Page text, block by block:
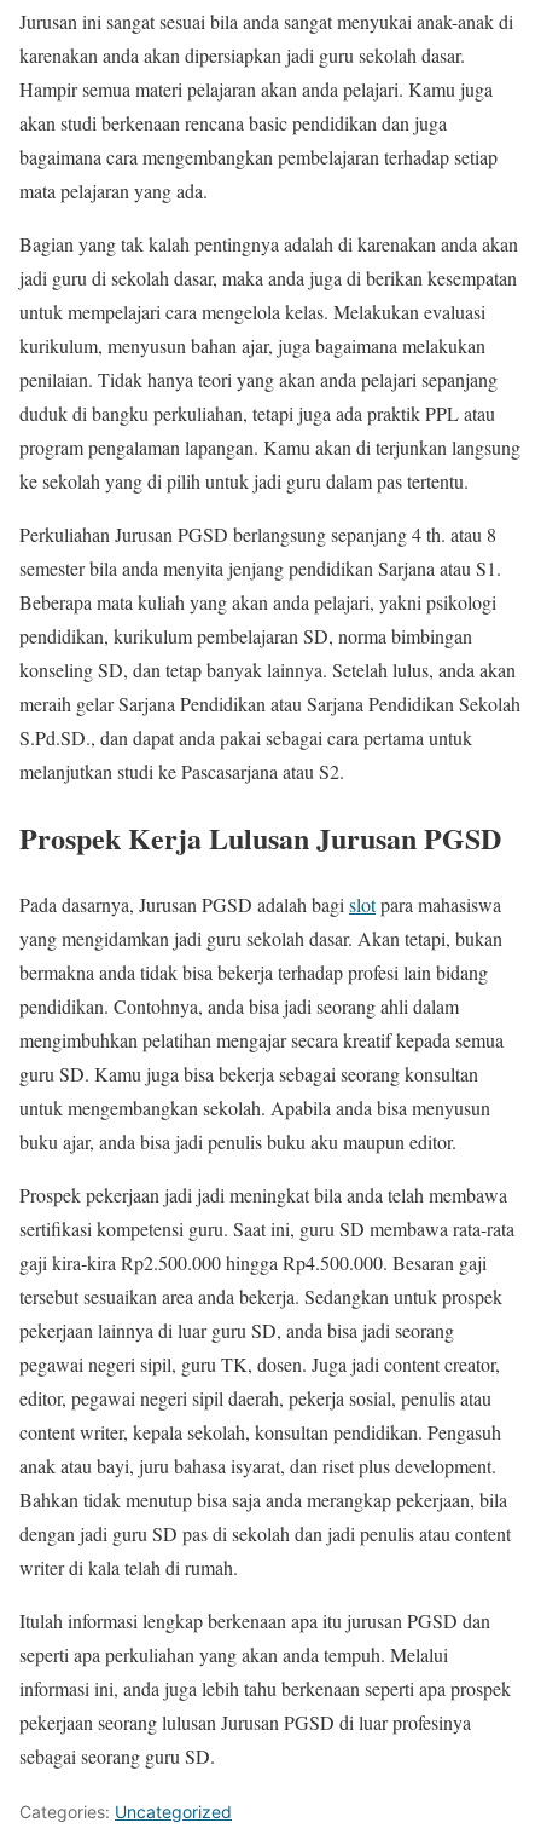
Jurusan ini sangat sesuai bila anda sangat menyukai anak-anak di
karenakan anda akan dipersiapkan jadi guru sekolah dasar.
Hampir semua materi pelajaran akan anda pelajari. Kamu juga
akan studi berkenaan rencana basic pendidikan dan juga
bagaimana cara mengembangkan pembelajaran terhadap setiap
mata pelajaran yang ada.
Bagian yang tak kalah pentingnya adalah di karenakan anda akan
jadi guru di sekolah dasar, maka anda juga di berikan kesempatan
untuk mempelajari cara mengelola kelas. Melakukan evaluasi
kurikulum, menyusun bahan ajar, juga bagaimana melakukan
penilaian. Tidak hanya teori yang akan anda pelajari sepanjang
duduk di bangku perkuliahan, tetapi juga ada praktik PPL atau
program pengalaman lapangan. Kamu akan di terjunkan langsung
ke sekolah yang di pilih untuk jadi guru dalam pas tertentu.
Perkuliahan Jurusan PGSD berlangsung sepanjang 4 th. atau 8
semester bila anda menyita jenjang pendidikan Sarjana atau S1.
Beberapa mata kuliah yang akan anda pelajari, yakni psikologi
pendidikan, kurikulum pembelajaran SD, norma bimbingan
konseling SD, dan tetap banyak lainnya. Setelah lulus, anda akan
meraih gelar Sarjana Pendidikan atau Sarjana Pendidikan Sekolah
S.Pd.SD., dan dapat anda pakai sebagai cara pertama untuk
melanjutkan studi ke Pascasarjana atau S2.
Prospek Kerja Lulusan Jurusan PGSD
Pada dasarnya, Jurusan PGSD adalah bagi slotpara mahasiswa
yang mengidamkan jadi guru sekolah dasar. Akan tetapi, bukan
bermakna anda tidak bisa bekerja terhadap profesi lain bidang
pendidikan. Contohnya, anda bisa jadi seorang ahli dalam
mengimbuhkan pelatihan mengajar secara kreatif kepada semua
guru SD. Kamu juga bisa bekerja sebagai seorang konsultan
untuk mengembangkan sekolah. Apabila anda bisa menyusun
buku ajar, anda bisa jadi penulis buku aku maupun editor.
Prospek pekerjaan jadi jadi meningkat bila anda telah membawa
sertifikasi kompetensi guru. Saat ini, guru SD membawa rata-rata
gaji kira-kira Rp2.500.000 hingga Rp4.500.000. Besaran gaji
tersebut sesuaikan area anda bekerja. Sedangkan untuk prospek
pekerjaan lainnya di luar guru SD, anda bisa jadi seorang
pegawai negeri sipil, guru TK, dosen. Juga jadi content creator,
editor, pegawai negeri sipil daerah, pekerja sosial, penulis atau
content writer, kepala sekolah, konsultan pendidikan. Pengasuh
anak atau bayi, juru bahasa isyarat, dan riset plus development.
Bahkan tidak menutup bisa saja anda merangkap pekerjaan, bila
dengan jadi guru SD pas di sekolah dan jadi penulis atau content
writer di kala telah di rumah.
Itulah informasi lengkap berkenaan apa itu jurusan PGSD dan
seperti apa perkuliahan yang akan anda tempuh. Melalui
informasi ini, anda juga lebih tahu berkenaan seperti apa prospek
pekerjaan seorang lulusan Jurusan PGSD di luar profesinya
sebagai seorang guru SD.
Categories: Uncategorized